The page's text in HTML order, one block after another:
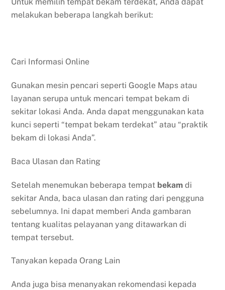
melakukan beberapa langkah berikut:
Cari Informasi Online
Gunakan mesin pencari seperti Google Maps atau
layanan serupa untuk mencari tempat bekam di
sekitar lokasi Anda. Anda dapat menggunakan kata
kunci seperti “tempat bekam terdekat” atau “praktik
bekam di lokasi Anda”.
Baca Ulasan dan Rating
Setelah menemukan beberapa tempat bekam di
sekitar Anda, baca ulasan dan rating dari pengguna
sebelumnya. Ini dapat memberi Anda gambaran
tentang kualitas pelayanan yang ditawarkan di
tempat tersebut.
Tanyakan kepada Orang Lain
Anda juga bisa menanyakan rekomendasi kepada